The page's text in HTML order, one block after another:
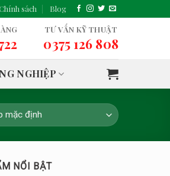
sách Blog
TƯ VẤN KỸ THUẬT
0375 126 808
NGHIỆP
NỔI BẬT